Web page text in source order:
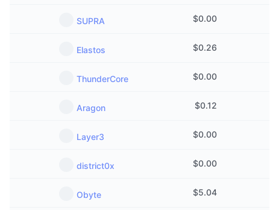
SUPRA $0.00
Elastos $0.26
ThunderCore $0.00
Aragon $0.12
Layer3 $0.00
district0x $0.00
Obyte $5.04